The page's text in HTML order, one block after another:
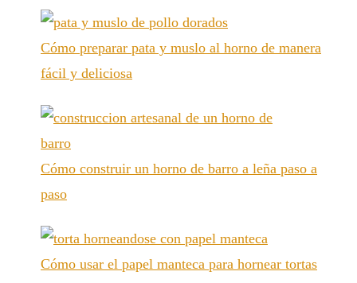
Cómo preparar pata y muslo al horno de manera
fácil y deliciosa
Cómo construir un horno de barro a leña paso a
paso
Cómo usar el papel manteca para hornear tortas